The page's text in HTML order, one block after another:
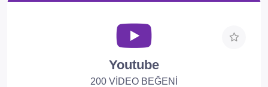
Youtube
200 VİDEO BEĞENİ